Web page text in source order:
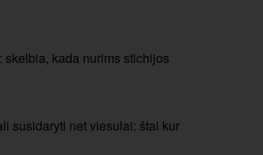
kada nurims stichijos
susidaryti net viesulai: štai kur